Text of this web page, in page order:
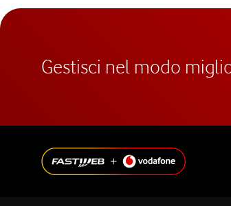
Gestisci nel modo